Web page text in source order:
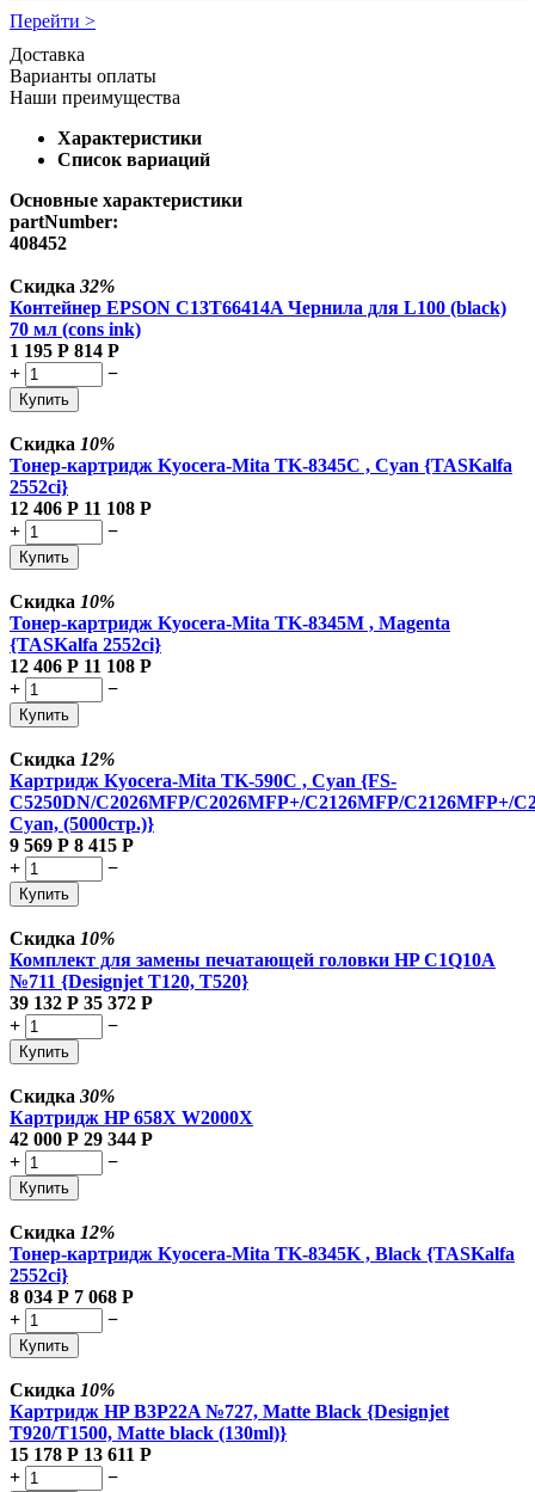
Перейти >
Доставка
Варианты оплаты
Наши преимущества
Характеристики
Список вариаций
Основные характеристики
partNumber:
408452
Скидка 32%
Контейнер EPSON C13T66414A Чернила для L100 (black)
70 мл (cons ink)
1 195 Р 814 Р
+
−
Купить
Скидка 10%
Тонер-картридж Kyocera-Mita TK-8345C , Cyan {TASKalfa
2552ci}
12 406 Р 11 108 Р
+
−
Купить
Скидка 10%
Тонер-картридж Kyocera-Mita TK-8345M , Magenta
{TASKalfa 2552ci}
12 406 Р 11 108 Р
+
−
Купить
Скидка 12%
Картридж Kyocera-Mita TK-590C , Cyan {FS-
C5250DN/C2026MFP/C2026MFP+/C2126MFP/C2126MFP+/
Cyan, (5000стр.)}
9 569 Р 8 415 Р
+
−
Купить
Скидка 10%
Комплект для замены печатающей головки HP C1Q10A
№711 {Designjet T120, T520}
39 132 Р 35 372 Р
+
−
Купить
Скидка 30%
Картридж HP 658X W2000X
42 000 Р 29 344 Р
+
−
Купить
Скидка 12%
Тонер-картридж Kyocera-Mita TK-8345K , Black {TASKalfa
2552ci}
8 034 Р 7 068 Р
+
−
Купить
Скидка 10%
Картридж HP B3P22A №727, Matte Black {Designjet
T920/T1500, Matte black (130ml)}
15 178 Р 13 611 Р
+
−